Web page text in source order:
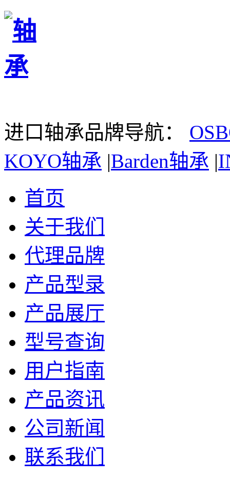
进口轴承品牌导航：
KOYO轴承 |Barden轴承 |
首页
关于我们
代理品牌
产品型录
产品展厅
型号查询
用户指南
产品资讯
公司新闻
联系我们